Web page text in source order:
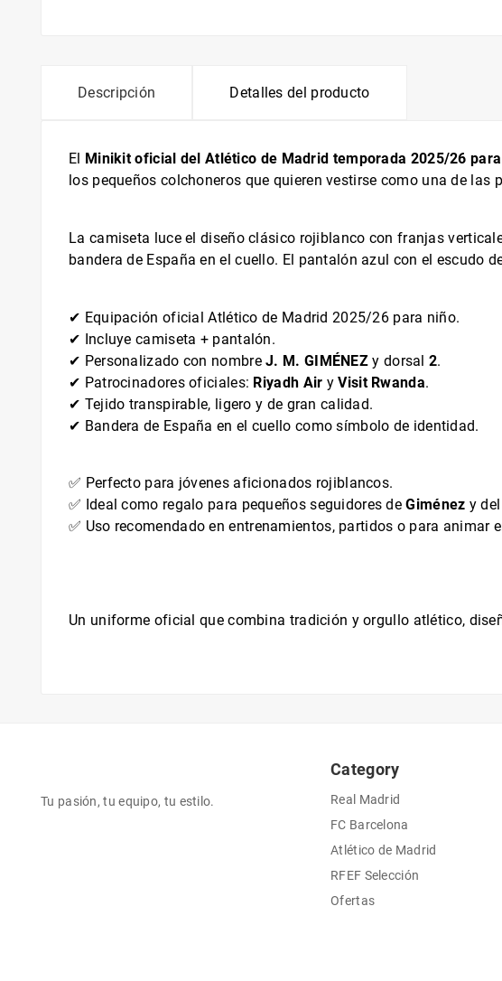
Descripción Detalles del producto
El Minikit oficial del Atlético de Madrid temporada 2025/26
los pequeños colchoneros que quieren vestirse como una de las
La camiseta luce el diseño clásico rojiblanco con franjas
bandera de España en el cuello. El pantalón azul con el escudo
✔ Equipación oficial Atlético de Madrid 2025/26 para niño.
✔ Incluye camiseta + pantalón.
✔ Personalizado con nombreJ. M. GIMÉNEZ y dorsal2.
✔ Patrocinadores oficiales: Riyadh Air yVisit Rwanda.
✔ Tejido transpirable, ligero y de gran calidad.
✔ Bandera de España en el cuello como símbolo de identidad.
✅ Perfecto para jóvenes aficionados rojiblancos.
✅ Ideal como regalo para pequeños seguidores deGiménez y
✅ Uso recomendado en entrenamientos, partidos o para animar
Un uniforme oficial que combina tradición y orgullo atlético,
Tu pasión, tu equipo, tu estilo.
Category
Real Madrid
FC Barcelona
Atlético de Madrid
RFEF Selección
Ofertas